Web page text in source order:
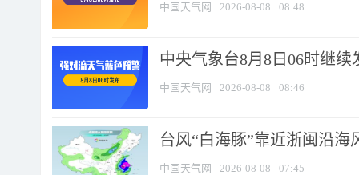
中国天气网 2026-08-08 08:48
中央气象台8月8日06时继
中国天气网 2026-08-08 08:46
台风“白海豚”靠近浙闽沿
中国天气网 2026-08-08 07:45